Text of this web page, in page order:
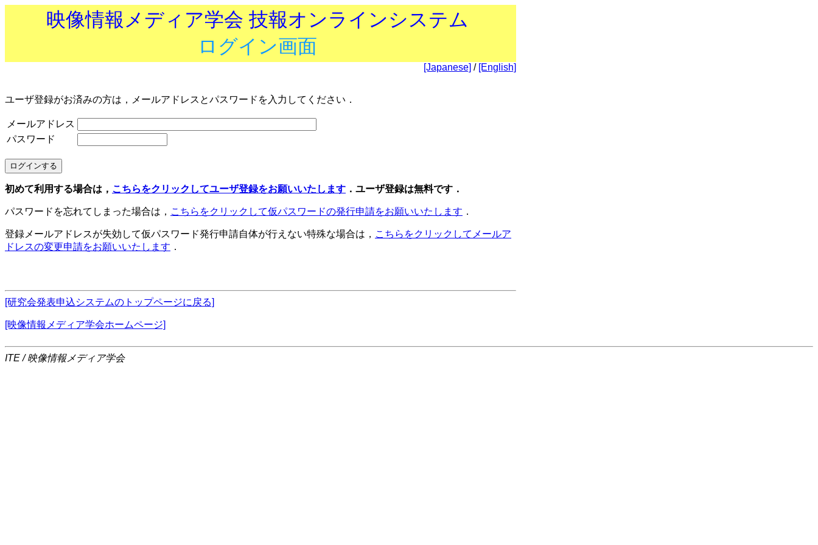
映像情報メディア学会 技報オンラインシステム
ログイン画面
[Japanese] / [English]
ユーザ登録がお済みの方は，メールアドレスとパスワードを入力してください．
メールアドレス
パスワード
初めて利用する場合は， こちらをクリックしてユーザ登録をお願いいたします ．ユーザ登録は無料です．
パスワードを忘れてしまった場合は， こちらをクリックして仮パスワードの発行申請をお願いいたします ．
登録メールアドレスが失効して仮パスワード発行申請自体が行えない特殊な場合は， こちらをクリックしてメールア
ドレスの変更申請をお願いいたします ．
[研究会発表申込システムのトップページに戻る]
[映像情報メディア学会ホームページ]
ITE / 映像情報メディア学会